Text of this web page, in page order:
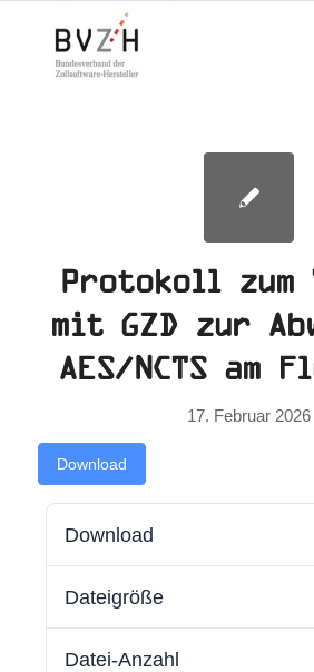
Protokoll zum
mit GZD zur
AES/NCTS am
17. Februar 2026
Download
Download
Dateigröße
Datei-Anzahl